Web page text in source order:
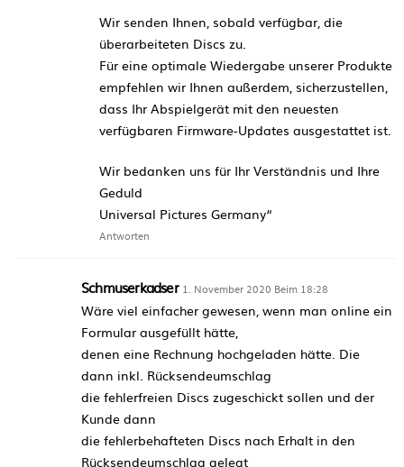
Wir senden Ihnen, sobald verfügbar, die
überarbeiteten Discs zu.
Für eine optimale Wiedergabe unserer Produkte
empfehlen wir Ihnen außerdem, sicherzustellen,
dass Ihr Abspielgerät mit den neuesten
verfügbaren Firmware-Updates ausgestattet ist.
Wir bedanken uns für Ihr Verständnis und Ihre
Geduld
Universal Pictures Germany“
Antworten
Schmuserkadser 1. November 2020 Beim 18:28
Wäre viel einfacher gewesen, wenn man online ein
Formular ausgefüllt hätte,
denen eine Rechnung hochgeladen hätte. Die
dann inkl. Rücksendeumschlag
die fehlerfreien Discs zugeschickt sollen und der
Kunde dann
die fehlerbehafteten Discs nach Erhalt in den
Rücksendeumschlag gelegt